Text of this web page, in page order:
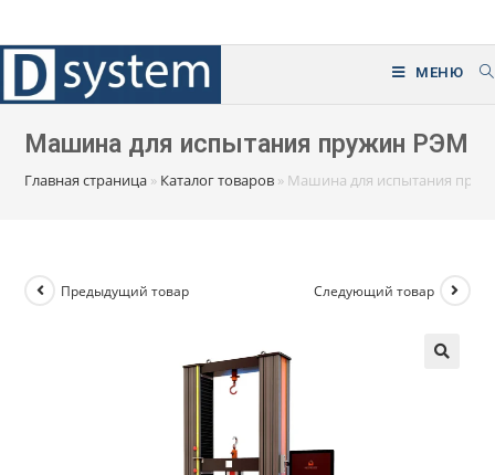
к
содержимому
МЕНЮ
Машина для испытания пружин РЭМ
Главная страница » Каталог товаров » Машина для испытания
Предыдущий товар Следующий товар